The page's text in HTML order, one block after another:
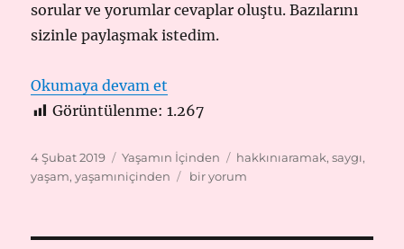
sorular ve yorumlar cevaplar oluştu. Bazılarını
sizinle paylaşmak istedim.
Okumaya devam et
Görüntülenme: 1.267
Yayın
tarihi
4 Şubat 2019 Kategoriler
Yaşamın İçinden Etiketler
hakkınıaramak,saygı,
yaşam,yaşamıniçinden
HAKKIMA
bir yorum